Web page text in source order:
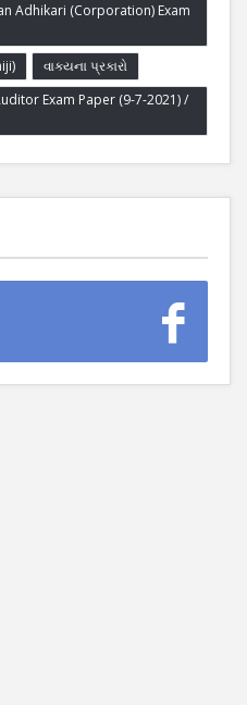
Adhikari (Corporation) Exam
વાક્યના પ્રકારો
Exam Paper (9-7-2021) /